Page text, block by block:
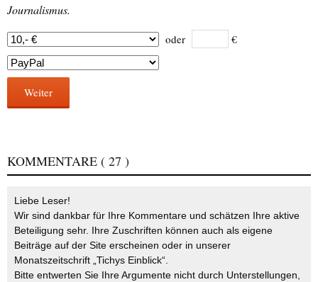
Journalismus.
oder €
Weiter
KOMMENTARE ( 27 )
Liebe Leser!
Wir sind dankbar für Ihre Kommentare und schätzen Ihre aktive
Beteiligung sehr. Ihre Zuschriften können auch als eigene
Beiträge auf der Site erscheinen oder in unserer
Monatszeitschrift „Tichys Einblick“.
Bitte entwerten Sie Ihre Argumente nicht durch Unterstellungen,